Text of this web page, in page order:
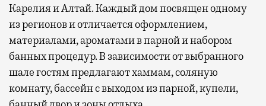
Карелия и Алтай. Каждый дом посвящен одному
из регионов и отличается оформлением,
материалами, ароматами в парной и набором
банных процедур. В зависимости от выбранного
шале гостям предлагают хаммам, соляную
комнату, бассейн с выходом из парной, купели,